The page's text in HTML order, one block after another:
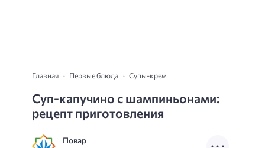
Главная Первые блюда Супы-крем
Суп-капучино с шампиньонами:
рецепт приготовления
Повар